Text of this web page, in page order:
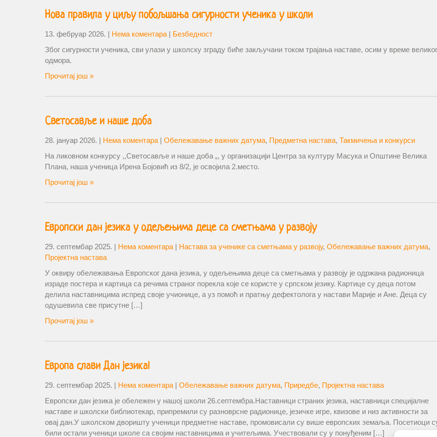
Нова правила у циљу побољшања сигурности ученика у школи
13. фебруар 2026. | Нема коментара | Безбедност
Због сигурности ученика, сви улази у школску зграду биће закључани током трајања наставе, осим у време великог
одмора.
Прочитај још »
Светосавље и наше доба
28. јануар 2026. | Нема коментара | Обележавање важних датума, Предметна настава, Такмичења и конкурси
На ликовном конкурсу ,,Светосавље и наше доба „, у организацији Центра за културу Масука и Општине Велика
Плана, наша ученица Ирена Бојовић из 8/2, је освојила 2.место.
Прочитај још »
Европски дан језика у одељењима деце са сметњама у развоју
29. септембар 2025. | Нема коментара | Настава за ученике са сметњама у развоју, Обележавање важних датума,
Пројектна настава
У оквиру обележавања Европског дана језика, у одељењима деце са сметњама у развоју је одржана радионица
израде постера и картица са речима страног порекла које се користе у српском језику. Картице су деца потом
делила наставницима испред своје учионице, а уз помоћ и пратњу дефектолога у настави Марије и Ане. Деца су
одушевила све присутне […]
Прочитај још »
Европа слави Дан језика!
29. септембар 2025. | Нема коментара | Обележавање важних датума, Приредбе, Пројектна настава
Европски дан језика је обележен у нашој школи 26.септембра.Наставници страних језика, наставници специјалне
наставе и школски библиотекар, припремили су разноврсне радионице, језичке игре, квизове и низ активности за
овај дан.У школском дворишту ученици предметне наставе, промовисали су више европских земаља. Посетиоци
били остали ученици школе са својим наставницима и учитељима. Учествовали су у понуђеним […]